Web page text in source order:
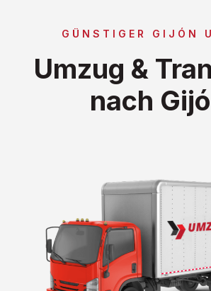
GÜNSTIGER GIJÓN
Umzug &
nach